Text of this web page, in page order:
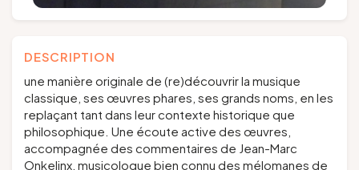
DESCRIPTION
une manière originale de (re)découvrir la musique
classique, ses œuvres phares, ses grands noms, en les
replaçant tant dans leur contexte historique que
philosophique. Une écoute active des œuvres,
accompagnée des commentaires de Jean-Marc
Onkelinx, musicologue bien connu des mélomanes de